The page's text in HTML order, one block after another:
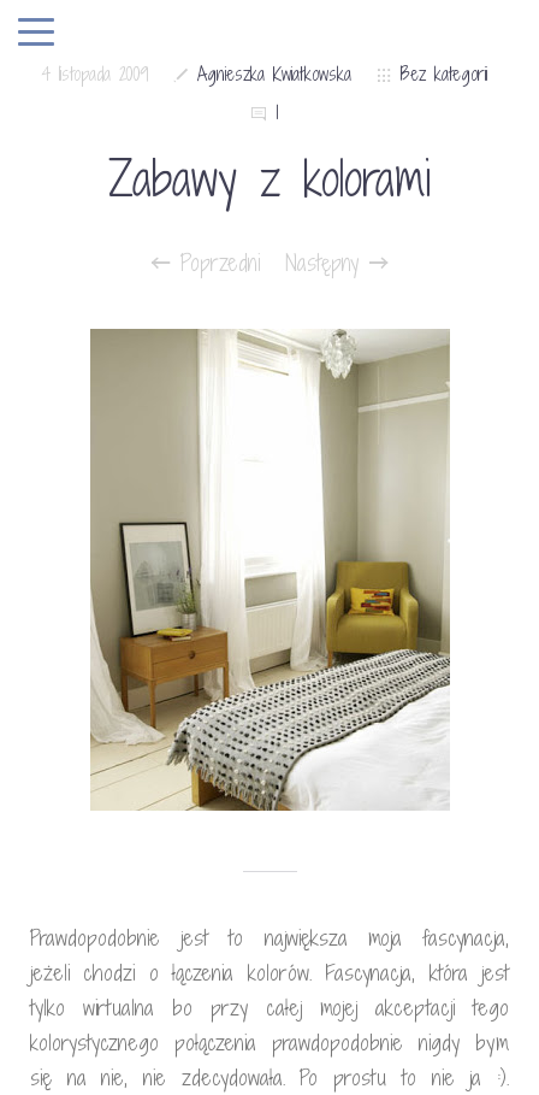
4 listopada 2009 Agnieszka Kwiatkowska
Bez kategorii
1
Zabawy z kolorami
Poprzedni Następny
Prawdopodobnie jest to największa moja fascynacja,
jeżeli chodzi o łączenia kolorów. Fascynacja, która jest
tylko wirtualna bo przy całej mojej akceptacji tego
kolorystycznego połączenia prawdopodobnie nigdy bym
się na nie, nie zdecydowała. Po prostu to nie ja :).